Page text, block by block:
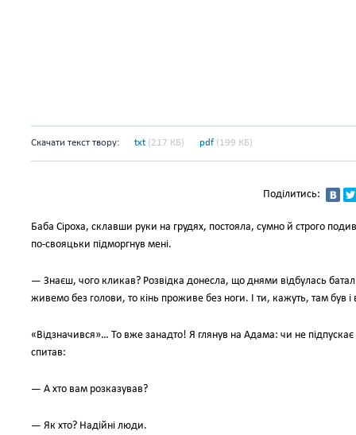
Скачати текст твору: txt (217 КБ) pdf (199 КБ)
Поділитись:
Баба Сіроха, склавши руки на грудях, постояла, сумно й строго
по-свояцьки підморгнув мені.
— Знаєш, чого кликав? Розвідка донесла, що днями відбулась
живемо без голови, то кінь проживе без ноги. І ти, кажуть, там був і
«Відзначився»… То вже занадто! Я глянув на Адама: чи не
спитав:
— А хто вам розказував?
— Як хто? Надійні люди.